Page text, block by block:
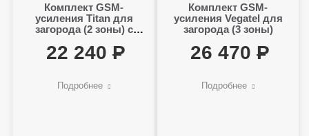
Комплект GSM-
усиления Titan для
загорода (2 зоны) с
22 240
Подробнее
Комплект GSM-
усиления Vegatel для
загорода (3 зоны)
26 470
Подробнее